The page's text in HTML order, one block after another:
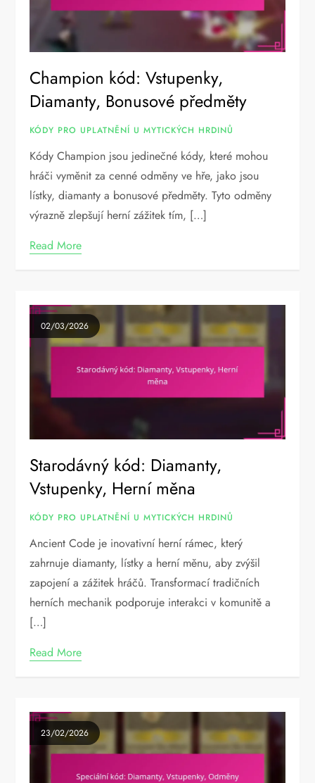
Champion kód: Vstupenky,
Diamanty, Bonusové předměty
KÓDY PRO UPLATNĚNÍ U MYTICKÝCH HRDINŮ
Kódy Champion jsou jedinečné kódy, které mohou
hráči vyměnit za cenné odměny ve hře, jako jsou
lístky, diamanty a bonusové předměty. Tyto odměny
výrazně zlepšují herní zážitek tím, […]
Read More
02/03/2026
Starodávný kód: Diamanty,
Vstupenky, Herní měna
KÓDY PRO UPLATNĚNÍ U MYTICKÝCH HRDINŮ
Ancient Code je inovativní herní rámec, který
zahrnuje diamanty, lístky a herní měnu, aby zvýšil
zapojení a zážitek hráčů. Transformací tradičních
herních mechanik podporuje interakci v komunitě a
[…]
Read More
23/02/2026